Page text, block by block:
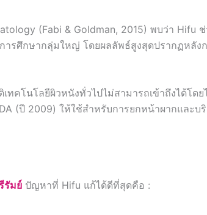
(Fabi & Goldman, 2015) พบว่า Hifu ช่
ารศึกษากลุ่มใหญ่ โดยผลลัพธ์สูงสุดปรากฏหลัง
คโนโลยีผิวหนังทั่วไปไม่สามารถเข้าถึงได้โดย
(ปี 2009) ให้ใช้สำหรับการยกหน้าผากและบ
รัมย์ ปัญหาที่ Hifu แก้ได้ดีที่สุดคือ :